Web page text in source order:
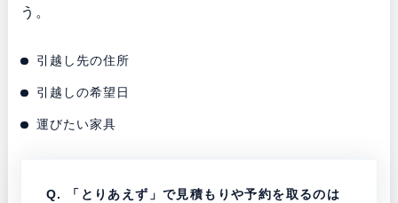
う。
引越し先の住所
引越しの希望日
運びたい家具
Q. 「 とりあえず」で見積もりや予約を取るのは